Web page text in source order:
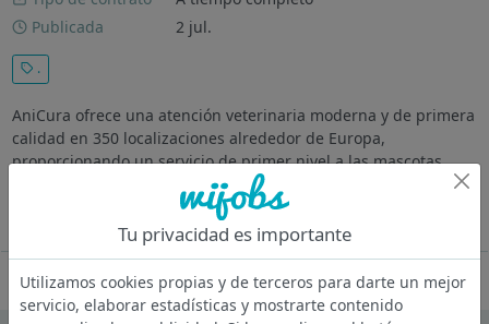
Publicada
2 jul.
.
AniCura ofrece una atención veterinaria moderna y de primera
calidad en 350 localizaciones alrededor de Europa,
proporcionando un servicio de primer nivel a las mascotas
gracias a su alta disponibilidad y compromiso por el bienestar
Oferta desactivada
Tu privacidad es importante
Utilizamos cookies propias y de terceros para darte un mejor
servicio, elaborar estadísticas y mostrarte contenido